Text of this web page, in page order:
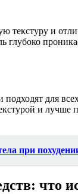
текстуру и
глубоко
для
и лучше
при
что